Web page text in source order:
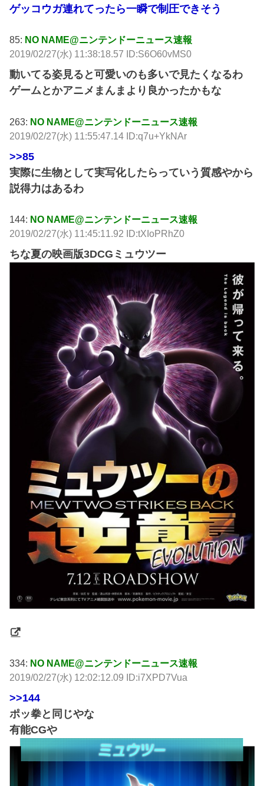
ゲッコウガ連れてったら一瞬で制圧できそう
85: NO NAME@ニンテンドーニュース速報
2019/02/27(水) 11:38:18.57 ID:S6O60vMS0
動いてる姿見ると可愛いのも多いで見たくなるわ
ゲームとかアニメまんまより良かったかもな
263: NO NAME@ニンテンドーニュース速報
2019/02/27(水) 11:55:47.14 ID:q7u+YkNAr
>>85
実際に生物として実写化したらっていう質感やから
説得力はあるわ
144: NO NAME@ニンテンドーニュース速報
2019/02/27(水) 11:45:11.92 ID:tXIoPRhZ0
ちな夏の映画版3DCGミュウツー
334: NO NAME@ニンテンドーニュース速報
2019/02/27(水) 12:02:12.09 ID:i7XPD7Vua
>>144
ポッ拳と同じやな
有能CGや